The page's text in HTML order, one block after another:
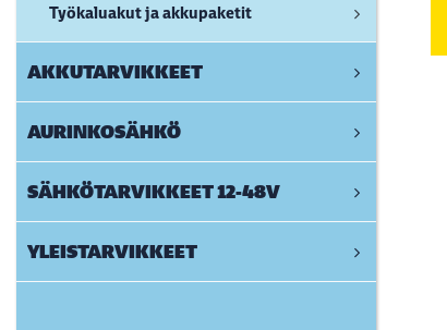
Työkaluakut ja akkupaketit
AKKUTARVIKKEET
AURINKOSÄHKÖ
SÄHKÖTARVIKKEET 12-48V
YLEISTARVIKKEET